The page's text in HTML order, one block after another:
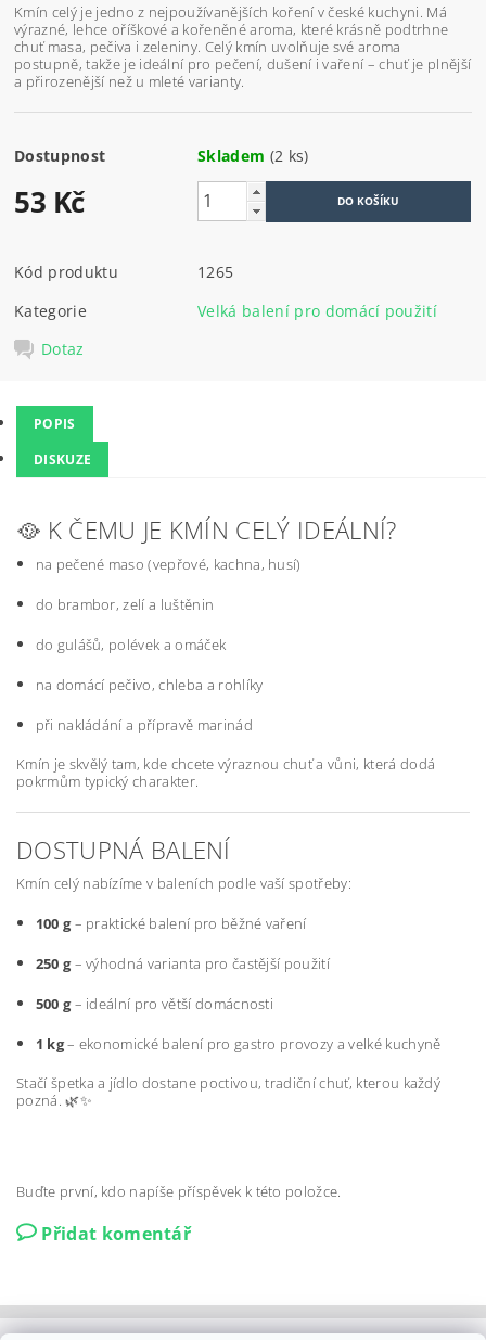
Kmín celý je jedno z nejpoužívanějších koření v české kuchyni. Má
výrazné, lehce oříškové a kořeněné aroma, které krásně podtrhne
chuť masa, pečiva i zeleniny. Celý kmín uvolňuje své aroma
postupně, takže je ideální pro pečení, dušení i vaření – chuť je plnější
a přirozenější než u mleté varianty.
Dostupnost Skladem (2 ks)
53 Kč
Kód produktu
1265
Kategorie
Velká balení pro domácí použití
Dotaz
POPIS
DISKUZE
🥘 K ČEMU JE KMÍN CELÝ IDEÁLNÍ?
na pečené maso (vepřové, kachna, husí)
do brambor, zelí a luštěnin
do gulášů, polévek a omáček
na domácí pečivo, chleba a rohlíky
při nakládání a přípravě marinád
Kmín je skvělý tam, kde chcete výraznou chuť a vůni, která dodá
pokrmům typický charakter.
DOSTUPNÁ BALENÍ
Kmín celý nabízíme v baleních podle vaší spotřeby:
100 g– praktické balení pro běžné vaření
250 g– výhodná varianta pro častější použití
500 g– ideální pro větší domácnosti
1 kg– ekonomické balení pro gastro provozy a velké kuchyně
Stačí špetka a jídlo dostane poctivou, tradiční chuť, kterou každý
pozná. 🌿✨
Buďte první, kdo napíše příspěvek k této položce.
Přidat komentář